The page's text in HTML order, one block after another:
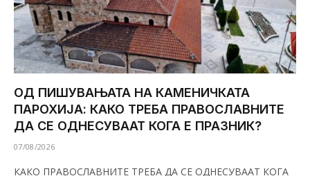
ОД ПИШУВАЊАТА НА КАМЕНИЧКАТА
ПАРОХИЈА: КАКО ТРЕБА ПРАВОСЛАВНИТЕ
ДА СЕ ОДНЕСУВААТ КОГА Е ПРАЗНИК?
07/08/2026
КАКО ПРАВОСЛАВНИТЕ ТРЕБА ДА СЕ ОДНЕСУВААТ КОГА